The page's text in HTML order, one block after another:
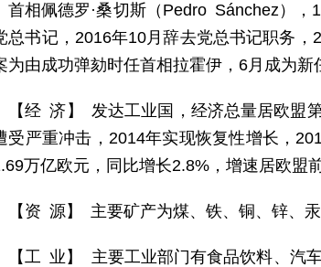
首相佩德罗·桑切斯（Pedro Sánchez）
总书记，2016年10月辞去党总书记职务
为由成功弹劾时任首相拉霍伊，6月成为新
【经 济】 发达工业国，经济总量居欧盟
受严重冲击，2014年实现恢复性增长，
万亿欧元，同比增长2.8%，增速居欧盟
【资 源】 主要矿产为煤、铁、铜、锌、汞
【工 业】 主要工业部门有食品饮料、汽